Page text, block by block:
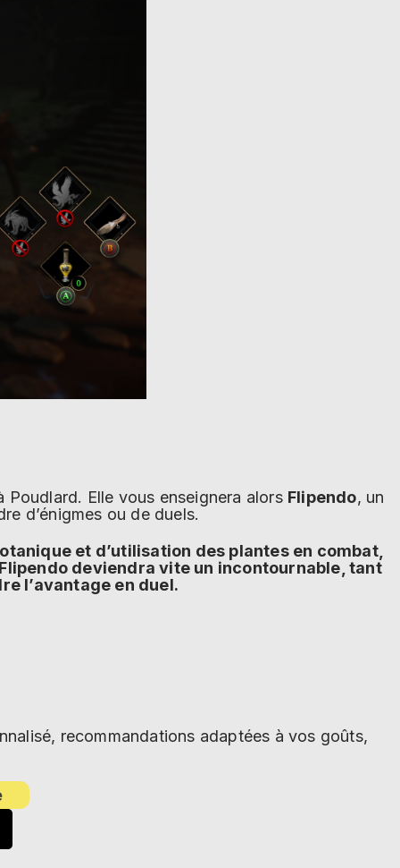
Poudlard. Elle vous enseignera alors Flipendo, un
d’énigmes ou de duels.
et d’utilisation des plantes en combat,
deviendra vite un incontournable, tant
l’avantage en duel.
recommandations adaptées à vos goûts,